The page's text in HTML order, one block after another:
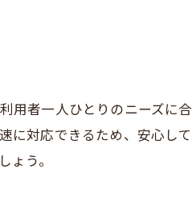
用者一人ひとりのニーズに
に対応できるため、安心し
ょう。